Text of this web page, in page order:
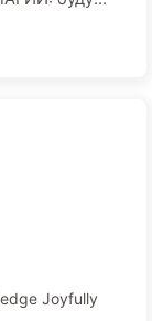
Joyfully